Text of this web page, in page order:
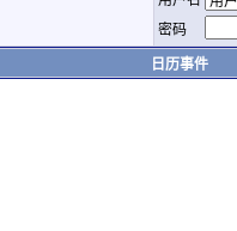
密码
日历事件